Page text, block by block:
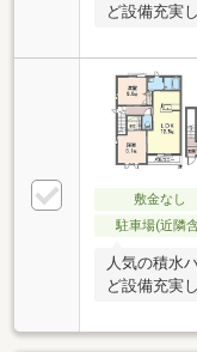
ど設備充実
敷金なし
駐車場(近隣
人気の積水
ど設備充実